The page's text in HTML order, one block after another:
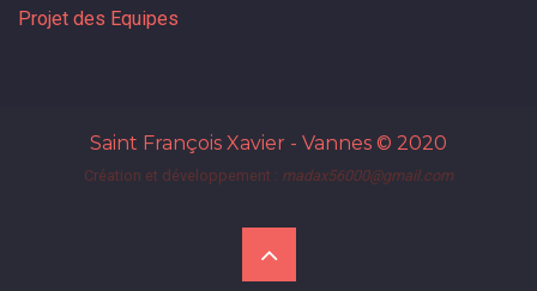
Projet des Equipes
Saint François Xavier - Vannes © 2020
Création et développement : madax56000@gmail.com